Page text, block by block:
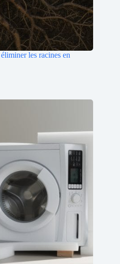
les racines en